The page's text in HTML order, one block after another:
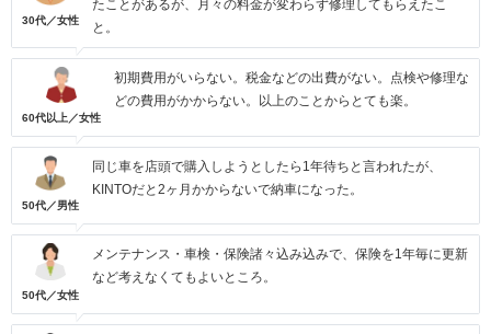
30代／女性
たことがあるが、月々の料金が変わらず修理してもらえたこ
と。
60代以上／女性
初期費用がいらない。税金などの出費がない。点検や修理な
どの費用がかからない。以上のことからとても楽。
50代／男性
同じ車を店頭で購入しようとしたら1年待ちと言われたが、
KINTOだと2ヶ月かからないで納車になった。
50代／女性
メンテナンス・車検・保険諸々込み込みで、保険を1年毎に更新
など考えなくてもよいところ。